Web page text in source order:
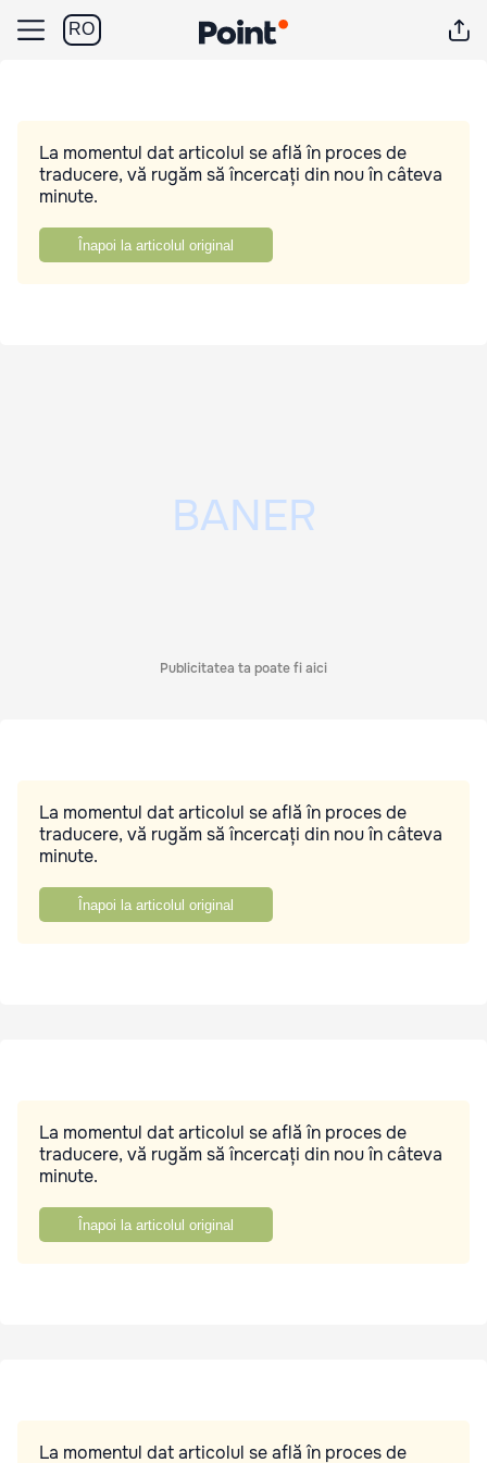
RO
La momentul dat articolul se află în proces de
traducere, vă rugăm să încercați din nou în câteva
minute.
Înapoi la articolul original
Publicitatea ta poate fi aici
La momentul dat articolul se află în proces de
traducere, vă rugăm să încercați din nou în câteva
minute.
Înapoi la articolul original
La momentul dat articolul se află în proces de
traducere, vă rugăm să încercați din nou în câteva
minute.
Înapoi la articolul original
La momentul dat articolul se află în proces de